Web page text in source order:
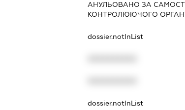
АНУЛЬОВАНО ЗА
КОНТРОЛЮЮЧОГО
dossier.notInList
dossier.notInList